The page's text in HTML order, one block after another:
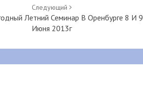
Следующий
Летний Семинар В Оренбурге 8 И 9
Июня 2013г